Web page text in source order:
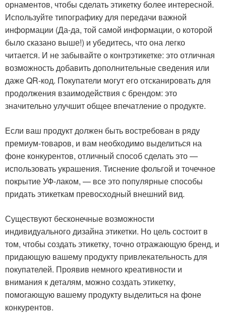
орнаментов, чтобы сделать этикетку более интересной.
Используйте типографику для передачи важной
информации (Да-да, той самой информации, о которой
было сказано выше!) и убедитесь, что она легко
читается. И не забывайте о контрэтикетке: это отличная
возможность добавить дополнительные сведения или
даже QR-код. Покупатели могут его отсканировать для
продолжения взаимодействия с брендом: это
значительно улучшит общее впечатление о продукте.
Если ваш продукт должен быть востребован в ряду
премиум-товаров, и вам необходимо выделиться на
фоне конкурентов, отличный способ сделать это —
использовать украшения. Тиснение фольгой и точечное
покрытие УФ-лаком, — все это популярные способы
придать этикеткам превосходный внешний вид.
Существуют бесконечные возможности
индивидуального дизайна этикетки. Но цель состоит в
том, чтобы создать этикетку, точно отражающую бренд, и
придающую вашему продукту привлекательность для
покупателей. Проявив немного креативности и
внимания к деталям, можно создать этикетку,
помогающую вашему продукту выделиться на фоне
конкурентов.